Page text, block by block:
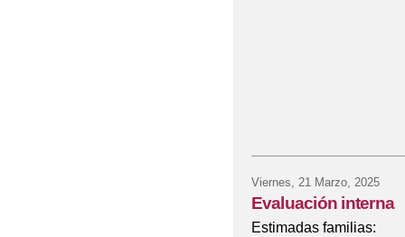
Viernes, 21 Marzo, 2025
Evaluación interna
Estimadas familias: